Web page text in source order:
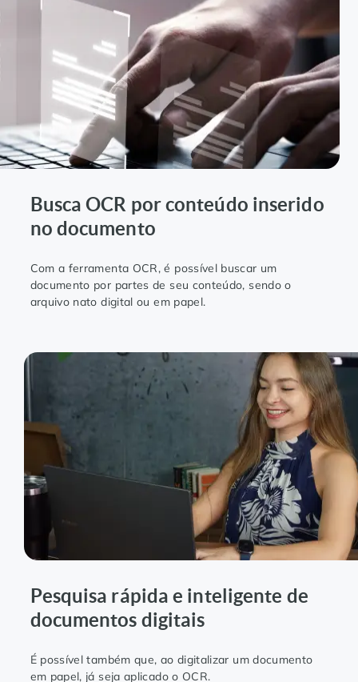
Busca OCR por conteúdo inserido
no documento
Com a ferramenta OCR, é possível buscar um
documento por partes de seu conteúdo, sendo o
arquivo nato digital ou em papel.
Pesquisa rápida e inteligente de
documentos digitais
É possível também que, ao digitalizar um documento
em papel, já seja aplicado o OCR.